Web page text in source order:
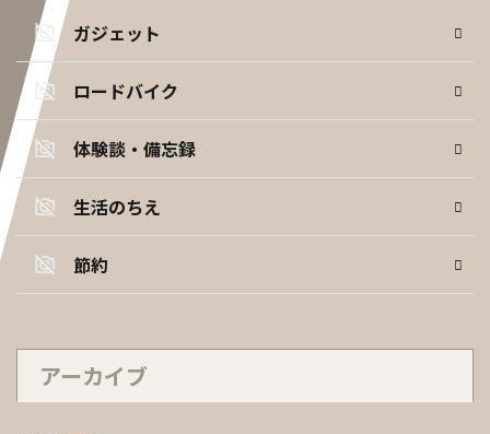
ガジェット
ロードバイク
体験談・備忘録
生活のちえ
節約
アーカイブ